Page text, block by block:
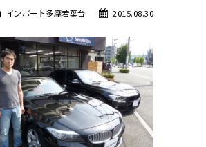
2015.08.30
インポート多摩若葉台